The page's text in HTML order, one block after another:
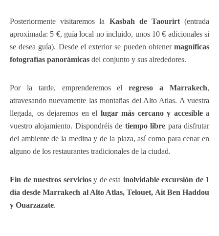
Posteriormente visitaremos la Kasbah de Taourirt(entrada
aproximada: 5 €, guía local no incluido, unos 10 € adicionales si
se desea guía). Desde el exterior se pueden obtener magníficas
fotografías panorámicas del conjunto y sus alrededores.
Por la tarde, emprenderemos elregreso a Marrakech,
atravesando nuevamente las montañas del Alto Atlas. A vuestra
llegada, os dejaremos en el lugar más cercano y accesiblea
vuestro alojamiento. Dispondréis de tiempo libre para disfrutar
del ambiente de la medina y de la plaza, así como para cenar en
alguno de los restaurantes tradicionales de la ciudad.
Fin de nuestros serviciosy de esta inolvidable excursión de 1
día desde Marrakech al Alto Atlas, Telouet, Ait Ben Haddou
y Ouarzazate.